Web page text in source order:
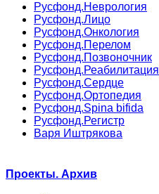
Русфонд.Неврология
Русфонд.Лицо
Русфонд.Онкология
Русфонд.Перелом
Русфонд.Позвоночник
Русфонд.Реабилитация
Русфонд.Сердце
Русфонд.Ортопедия
Русфонд.Spina bifida
Русфонд.Регистр
Варя Иштрякова
Проекты. Архив